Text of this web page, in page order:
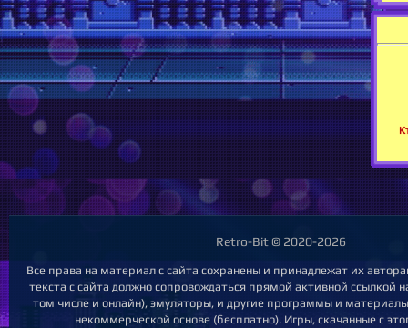
Retro-Bit © 2020-2026
Все права на материал с сайта сохранены и принадлежат их
текста с сайта должно сопровождаться прямой активной ссылкой
том числе и онлайн), эмуляторы, и другие программы и
некоммерческой основе (бесплатно). Игры, скачанные с